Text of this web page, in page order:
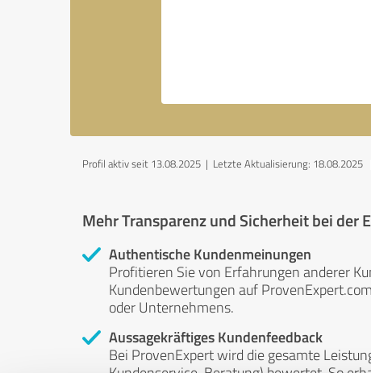
Profil aktiv seit 13.08.2025 | Letzte Aktualisierung: 18.08.2025 |
Mehr Transparenz und Sicherheit bei der
Authentische Kundenmeinungen
Profitieren Sie von Erfahrungen anderer
Kundenbewertungen auf
oder Unternehmens.
Aussagekräftiges Kundenfeedback
Bei ProvenExpert wird die gesamte